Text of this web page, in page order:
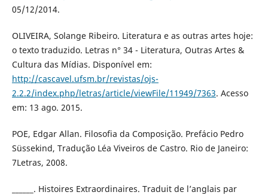
05/12/2014.
OLIVEIRA, Solange Ribeiro. Literatura e as outras artes hoje:
o texto traduzido. Letras n° 34 - Literatura, Outras Artes &
Cultura das Mídias. Disponível em:
http://cascavel.ufsm.br/revistas/ojs-
2.2.2/index.php/letras/article/viewFile/11949/7363. Acesso
em: 13 ago. 2015.
POE, Edgar Allan. Filosofia da Composição. Prefácio Pedro
Süssekind, Tradução Léa Viveiros de Castro. Rio de Janeiro:
7Letras, 2008.
______. Histoires Extraordinaires. Traduit de l’anglais par